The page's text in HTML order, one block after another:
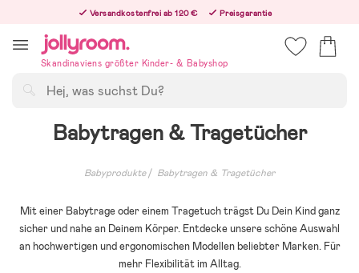
innehållet
Versandkostenfrei ab 120 €
Preisgarantie
Bestellungen, die nach 12:00 Uhr eingehen, werden am nächsten Werktag versandt!
Skandinaviens größter Kinder- & Babyshop
Babytragen & Tragetücher
Babyprodukte Babytragen & Tragetücher
Mit einer Babytrage oder einem Tragetuch trägst Du Dein Kind ganz
sicher und nahe an Deinem Körper. Entdecke unsere schöne Auswahl
an hochwertigen und ergonomischen Modellen beliebter Marken. Für
mehr Flexibilität im Alltag.